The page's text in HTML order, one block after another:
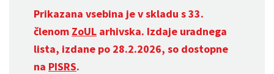
Prikazana vsebina je v skladu s 33.
členom ZoUL arhivska. Izdaje uradnega
lista, izdane po 28.2.2026, so dostopne
na PISRS.